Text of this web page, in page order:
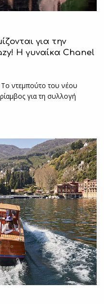
για την
Η γυναίκα Chanel
ντεμπούτο του νέου
για τη συλλογή